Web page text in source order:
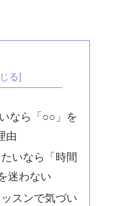
なら「○○」を
由
いなら「時間
迷わない
スンで気づい